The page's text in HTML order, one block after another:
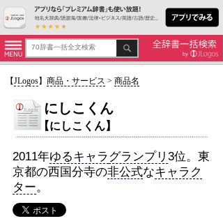
【JLogos】 商品・サービス > 商品名
にしこくん
【にしこくん】
2011年ゆるキャラ グランプリ 3位。東
京都の西国分寺の非公式なキャラク
ター。